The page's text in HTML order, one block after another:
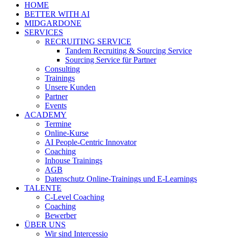
HOME
BETTER WITH AI
MIDGARDONE
SERVICES
RECRUITING SERVICE
Tandem Recruiting & Sourcing Service
Sourcing Service für Partner
Consulting
Trainings
Unsere Kunden
Partner
Events
ACADEMY
Termine
Online-Kurse
AI People-Centric Innovator
Coaching
Inhouse Trainings
AGB
Datenschutz Online-Trainings und E-Learnings
TALENTE
C-Level Coaching
Coaching
Bewerber
ÜBER UNS
Wir sind Intercessio